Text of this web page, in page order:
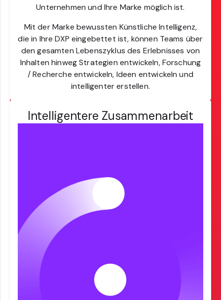
Unternehmen und Ihre Marke möglich ist.
Mit der Marke bewussten Künstliche Intelligenz,
die in Ihre DXP eingebettet ist, können Teams über
den gesamten Lebenszyklus des Erlebnisses von
Inhalten hinweg Strategien entwickeln, Forschung
/ Recherche entwickeln, Ideen entwickeln und
intelligenter erstellen.
Intelligentere Zusammenarbeit